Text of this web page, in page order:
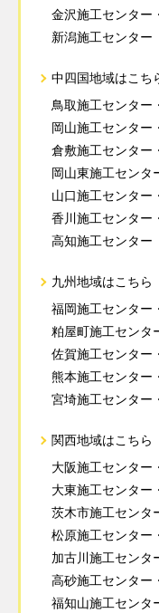
金沢施工センター
新潟施工センター
中四国地域はこち
鳥取施工センター
岡山施工センター
倉敷施工センター
岡山東施工センタ
山口施工センター
香川施工センター
高知施工センター
九州地域はこちら
福岡施工センター
粕屋町施工センタ
佐賀施工センター
熊本施工センター
宮埼施工センター
関西地域はこちら
大阪施工センター
大東施工センター
茨木市施工センタ
松原施工センター
加古川施工センタ
高砂施工センター
福知山施工センタ